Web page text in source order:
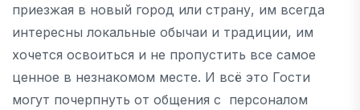
приезжая в новый город или страну, им всегда
интересны локальные обычаи и традиции, им
хочется освоиться и не пропустить все самое
ценное в незнакомом месте. И всё это Гости
могут почерпнуть от общения с персоналом